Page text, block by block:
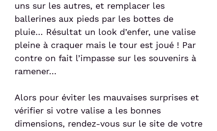
uns sur les autres, et remplacer les
ballerines aux pieds par les bottes de
pluie… Résultat un look d’enfer, une valise
pleine à craquer mais le tour est joué ! Par
contre on fait l’impasse sur les souvenirs à
ramener…
Alors pour éviter les mauvaises surprises et
vérifier si votre valise a les bonnes
dimensions, rendez-vous sur le site de votre